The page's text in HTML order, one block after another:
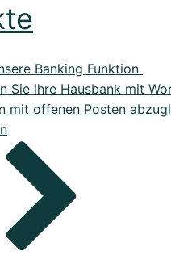
Banking Funktion
Sie ihre Hausbank mit
mit offenen Posten